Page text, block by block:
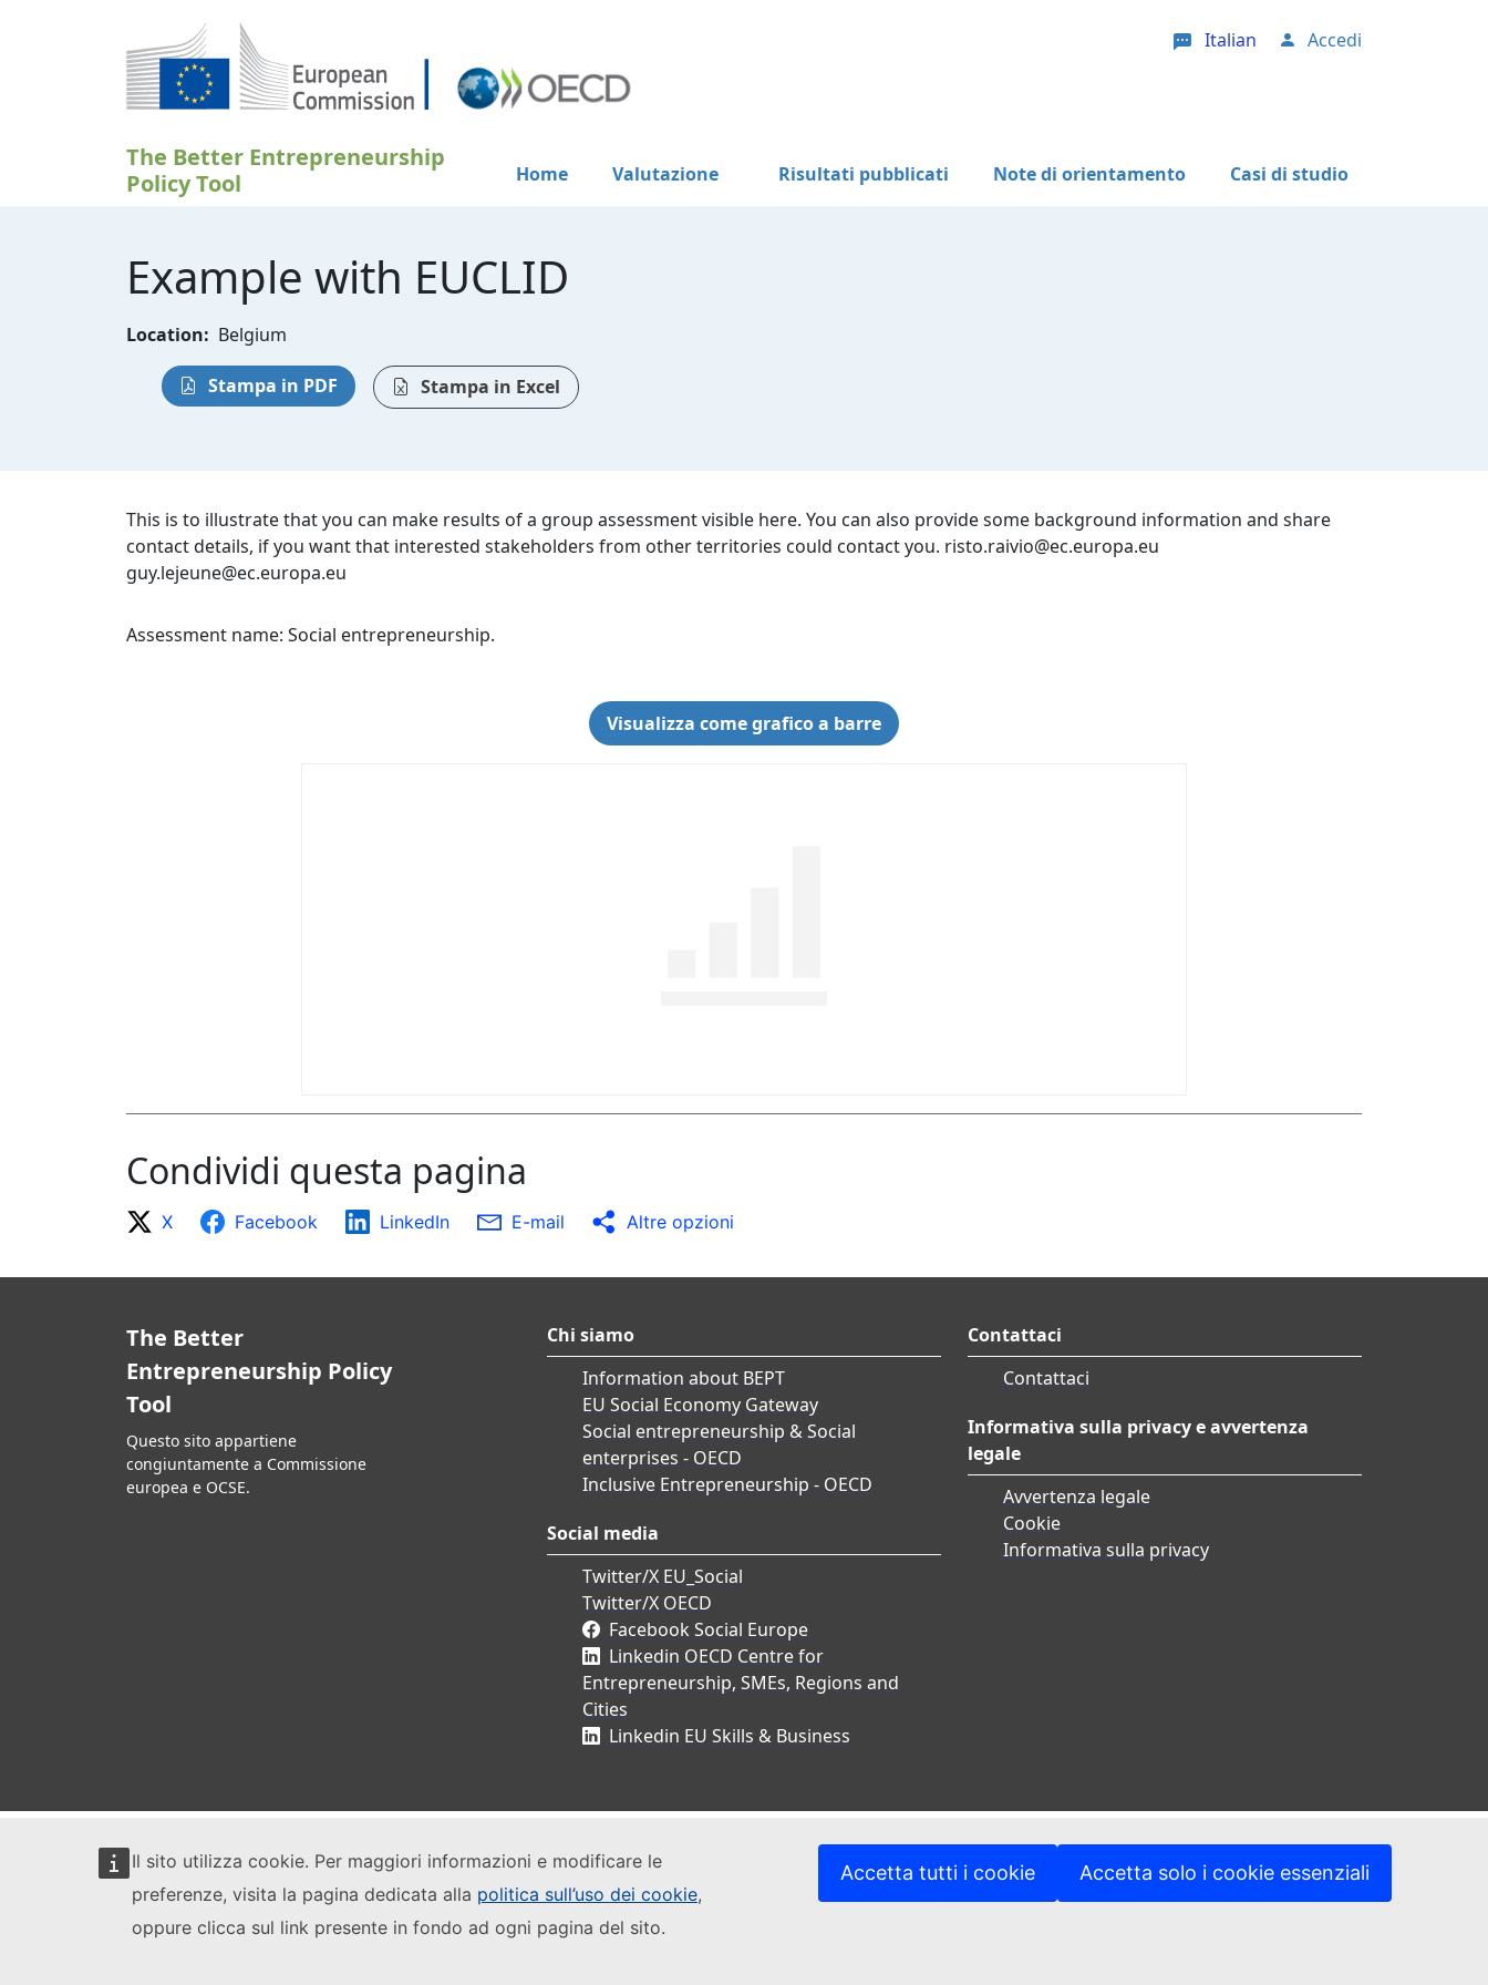
Salta al contenuto principale
Il sito utilizza cookie. Per maggiori informazioni e modificare le
preferenze, visita la pagina dedicata alla politica sull’uso dei cookie,
oppure clicca sul link presente in fondo ad ogni pagina del sito.
Accetta tutti i cookie Accetta solo i cookie essenziali
Italian User account menu
Accedi
The Better Entrepreneurship
Policy Tool
Home Valutazione Risultati pubblicati Note di orientamento Casi di studio
Example with EUCLID
Location: Belgium
Stampa in PDF Stampa in Excel
This is to illustrate that you can make results of a group assessment visible here. You can also provide some background information and share
contact details, if you want that interested stakeholders from other territories could contact you. risto.raivio@ec.europa.eu
guy.lejeune@ec.europa.eu
Assessment name: Social entrepreneurship.
Visualizza come grafico a barre
Condividi questa pagina
X Facebook LinkedIn E-mail Altre opzioni
The Better
Entrepreneurship Policy
Tool
Questo sito appartiene
congiuntamente a Commissione
europea e OCSE.
Chi siamo
Information about BEPT
EU Social Economy Gateway
Social entrepreneurship & Social
enterprises - OECD
Inclusive Entrepreneurship - OECD
Social media
Twitter/X EU_Social
Twitter/X OECD
Facebook Social Europe
Linkedin OECD Centre for
Entrepreneurship, SMEs, Regions and
Cities
Linkedin EU Skills & Business
Contattaci
Contattaci
Informativa sulla privacy e avvertenza
legale
Avvertenza legale
Cookie
Informativa sulla privacy